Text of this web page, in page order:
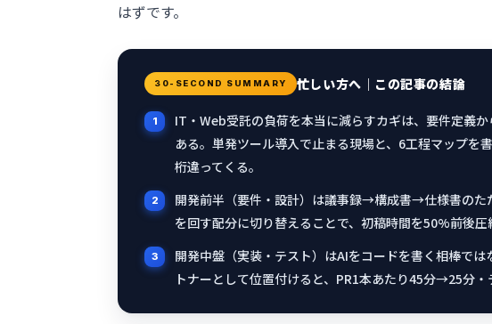
はずです。
30-SECOND SUMMARY 忙しい方へ｜この記事の結論
IT・Web受託の負荷を本当に減らすカギは、要件定義
ある。単発ツール導入で止まる現場と、6工程マップ
桁違ってくる。
開発前半（要件・設計）は議事録→構成書→仕様書のた
を回す配分に切り替えることで、初稿時間を50%前後圧
開発中盤（実装・テスト）はAIをコードを書く相棒で
トナーとして位置付けると、PR1本あたり45分→25分